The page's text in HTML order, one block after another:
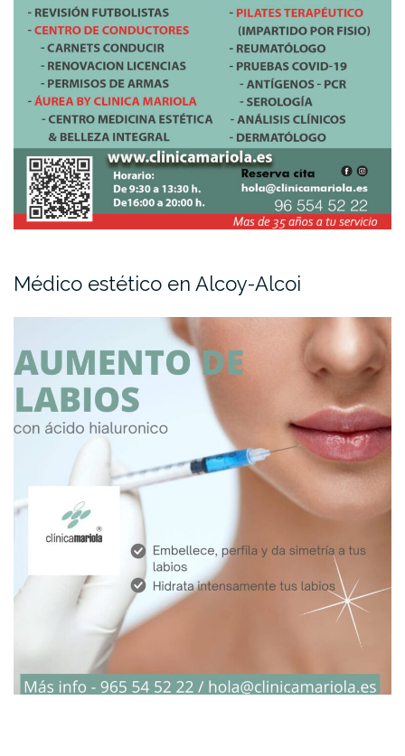
Médico estético en Alcoy-Alcoi